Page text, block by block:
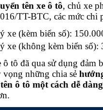
tên xe ô tô, chủ xe
TT-BTC, các mức chi
xe (kèm biển số):
xe (không kèm biển số):
tô đã qua sử dụng
những chia sẻ
ô tô một cách dễ dàng